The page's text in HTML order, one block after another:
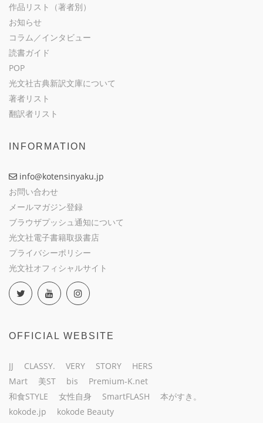
作品リスト（著者別）
お知らせ
コラム／インタビュー
読書ガイド
POP
光文社古典新訳文庫について
著者リスト
翻訳者リスト
INFORMATION
info@kotensinyaku.jp
お問い合わせ
メールマガジン登録
ブラウザプッシュ通知について
光文社電子書籍取扱書店
プライバシーポリシー
光文社オフィシャルサイト
OFFICIAL WEBSITE
JJ CLASSY. VERY STORY
HERS
Mart
美ST bis
Premium-K.net
和食STYLE
女性自身 SmartFLASH
本がすき。
kokode.jp
kokode Beauty